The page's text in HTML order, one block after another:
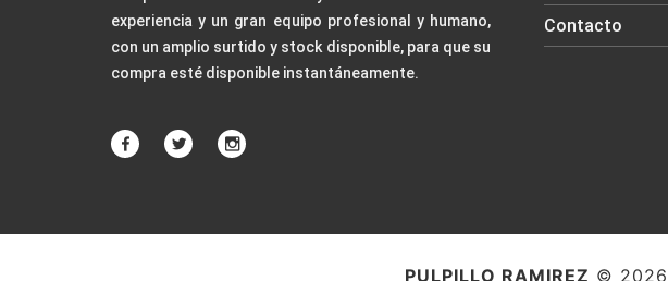
experiencia y un gran equipo profesional y humano,
con un amplio surtido y stock disponible, para que su
compra esté disponible instantáneamente.
Contacto
PULPILLO RAMIREZ © 2026